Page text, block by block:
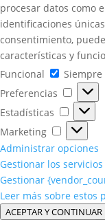
procesar datos como
identificaciones
consentimiento,
características y
Funcional
Preferencias
Estadísticas
Marketing
Marketing
Administrar opciones
Gestionar los servicios
Gestionar
Leer más sobre estos
ACEPTAR Y CONTINUAR